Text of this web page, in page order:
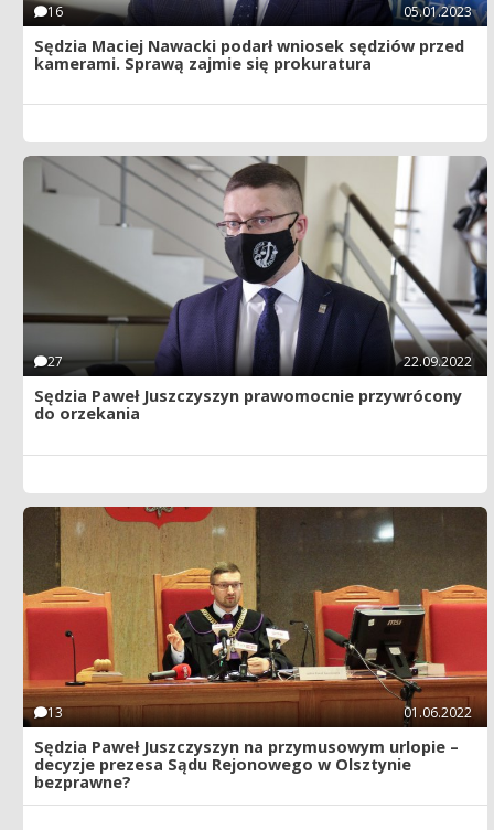
16 05.01.2023
Sędzia Maciej Nawacki podarł wniosek sędziów przed
kamerami. Sprawą zajmie się prokuratura
27 22.09.2022
Sędzia Paweł Juszczyszyn prawomocnie przywrócony
do orzekania
13 01.06.2022
Sędzia Paweł Juszczyszyn na przymusowym urlopie –
decyzje prezesa Sądu Rejonowego w Olsztynie
bezprawne?